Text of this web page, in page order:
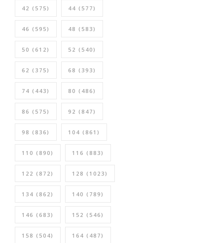
42 (575) 44 (577)
46 (595) 48 (583)
50 (612) 52 (540)
62 (375) 68 (393)
74 (443) 80 (486)
86 (575) 92 (847)
98 (836) 104 (861)
110 (890) 116 (883)
122 (872) 128 (1023)
134 (862) 140 (789)
146 (683) 152 (546)
158 (504) 164 (487)